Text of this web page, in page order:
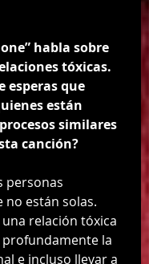
habla sobre
tóxicas.
esperas que
están
similares
canción?
personas
no están solas.
relación tóxica
la
e incluso llevar a